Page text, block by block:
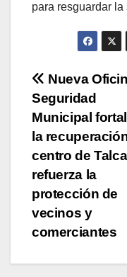
para resguardar
de
entradas
Nueva
Seguridad
Municipal
la
centro de
refuerza la
protección de
vecinos y
comerciantes